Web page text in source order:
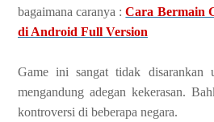
bagaimana caranya :Cara Bermain
di Android Full Version
Game ini sangat tidak disarankan
mengandung adegan kekerasan.
kontroversi di beberapa negara.